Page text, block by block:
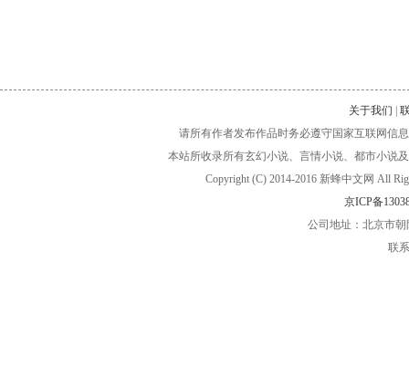
关于我们
请所有作者发布作品时务必遵守国家互联网信
本站所收录所有玄幻小说、言情小说、都市小说
Copyright (C) 2014-2016 新蜂中文网 All
京ICP备
公司地址：北京市朝
联